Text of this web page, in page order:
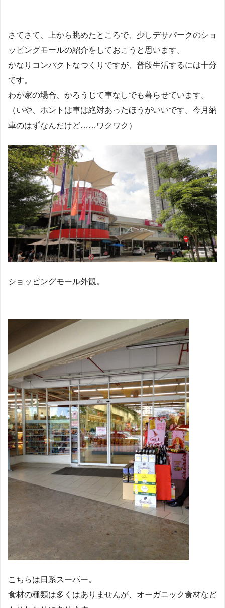
さてさて、上から眺めたところで、少しデサパークのショ
ッピングモールの紹介をしておこうと思います。
かなりコンパクトなつくりですが、普段生活するには十分
です。
わが家の場合、かろうじて車なしでも暮らせています。
（いや、ホントは車は絶対あったほうがいいです。今月納
車のはずなんだけど……ワクワク）
ショッピングモール外観。
こちらは日系スーパー。
食材の種類は多くはありませんが、オーガニック食材など